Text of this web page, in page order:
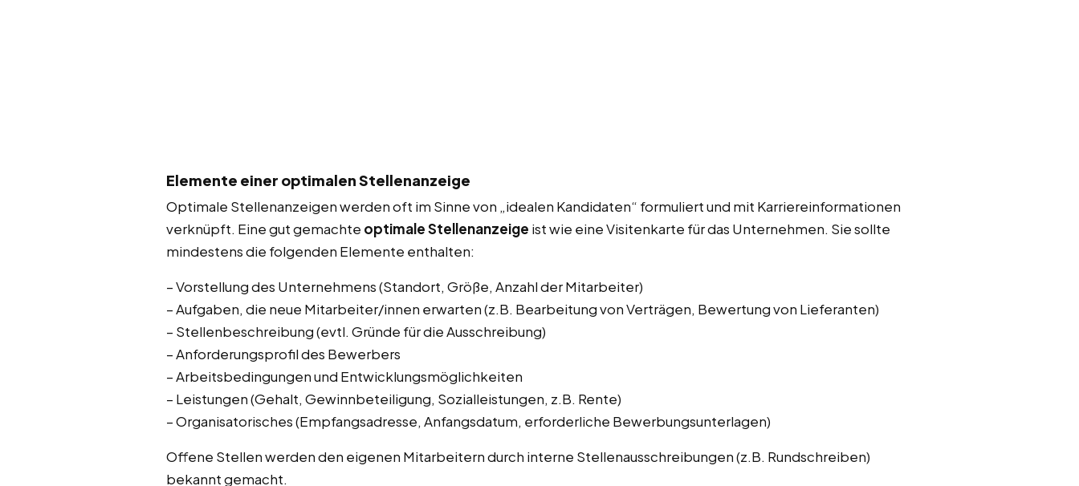
Elemente einer optimalen Stellenanzeige
Optimale Stellenanzeigen werden oft im Sinne von „idealen Kandidaten“ formuliert und mit Karriereinformationen
verknüpft. Eine gut gemachte optimale Stellenanzeige ist wie eine Visitenkarte für das Unternehmen. Sie sollte
mindestens die folgenden Elemente enthalten:
– Vorstellung des Unternehmens (Standort, Größe, Anzahl der Mitarbeiter)
– Aufgaben, die neue Mitarbeiter/innen erwarten (z.B. Bearbeitung von Verträgen, Bewertung von Lieferanten)
– Stellenbeschreibung (evtl. Gründe für die Ausschreibung)
– Anforderungsprofil des Bewerbers
– Arbeitsbedingungen und Entwicklungsmöglichkeiten
– Leistungen (Gehalt, Gewinnbeteiligung, Sozialleistungen, z.B. Rente)
– Organisatorisches (Empfangsadresse, Anfangsdatum, erforderliche Bewerbungsunterlagen)
Offene Stellen werden den eigenen Mitarbeitern durch interne Stellenausschreibungen (z.B. Rundschreiben)
bekannt gemacht.